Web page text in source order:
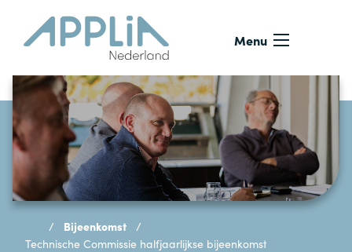
Ga naar de inhoud
Menu
Bijeenkomst
Technische Commissie halfjaarlijkse bijeenkomst